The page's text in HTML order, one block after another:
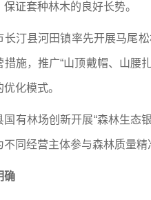
证套种林木的良好长势。
长汀县河田镇率先开展马尾
措施，推广“山顶戴帽、山腰
化模式。
国有林场创新开展“森林生态
不同经营主体参与森林质量
确